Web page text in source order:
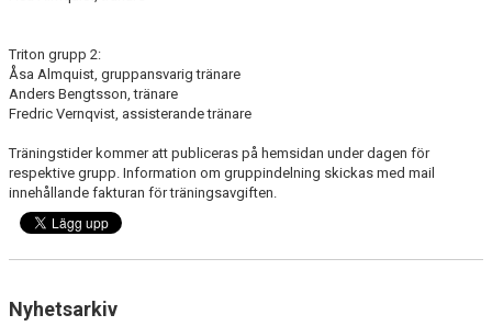
Triton grupp 2:
Åsa Almquist, gruppansvarig tränare
Anders Bengtsson, tränare
Fredric Vernqvist, assisterande tränare
Träningstider kommer att publiceras på hemsidan under dagen för
respektive grupp. Information om gruppindelning skickas med mail
innehållande fakturan för träningsavgiften.
Nyhetsarkiv